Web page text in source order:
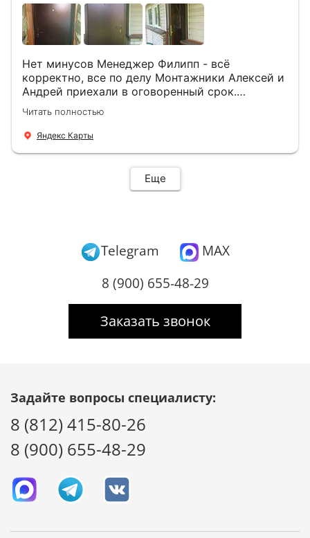
Нет минусов Менеджер Филипп - всё
корректно, все по делу Монтажники Алексей и
Андрей приехали в оговоренный срок.
Демонтировали старую дверь и установили
новую буквально за час Быстро и качественно
+ нормальные цены Всем большое спасибо
Читать полностью
Яндекс Карты
Еще
Telegram
MAX
8 (900) 655-48-29
Заказать звонок
Задайте вопросы специалисту:
8 (812) 415-80-26
8 (900) 655-48-29